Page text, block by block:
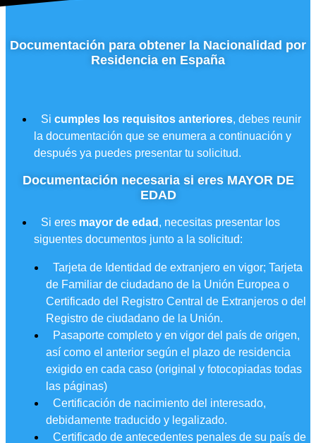
Documentación para obtener la Nacionalidad por
Residencia en España
Si cumples los requisitos anteriores, debes reunir
la documentación que se enumera a continuación y
después ya puedes presentar tu solicitud.
Documentación necesaria si eres MAYOR DE
EDAD
Si eres mayor de edad , necesitas presentar los
siguentes documentos junto a la solicitud:
Tarjeta de Identidad de extranjero en vigor; Tarjeta
de Familiar de ciudadano de la Unión Europea o
Certificado del Registro Central de Extranjeros o del
Registro de ciudadano de la Unión.
Pasaporte completo y en vigor del país de origen,
así como el anterior según el plazo de residencia
exigido en cada caso (original y fotocopiadas todas
las páginas)
Certificación de nacimiento del interesado,
debidamente traducido y legalizado.
Certificado de antecedentes penales de su país de